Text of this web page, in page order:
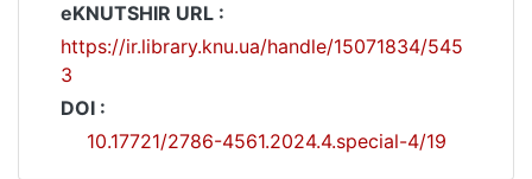
eKNUTSHIR URL :
https://ir.library.knu.ua/handle/15071834/545
3
DOI :
10.17721/2786-4561.2024.4.special-4/19